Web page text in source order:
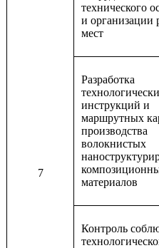
7
технического
и организации
мест
Разработка
инструкций и
маршрутных
производства
волокнистых
материалов
Контроль